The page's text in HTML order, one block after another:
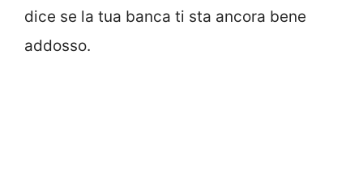
dice se la tua banca ti sta ancora bene
addosso.